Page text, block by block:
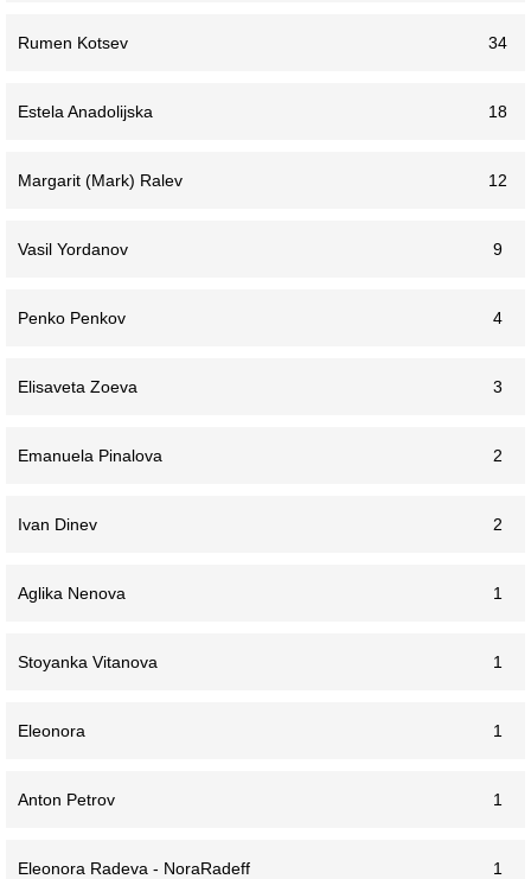
Rumen Kotsev 34
Estela Anadolijska 18
Margarit (Mark) Ralev 12
Vasil Yordanov 9
Penko Penkov 4
Elisaveta Zoeva 3
Emanuela Pinalova 2
Ivan Dinev 2
Aglika Nenova 1
Stoyanka Vitanova 1
Eleonora 1
Anton Petrov 1
Eleonora Radeva - NoraRadeff 1